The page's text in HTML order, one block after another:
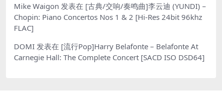
Mike Waigon 发表在 [古典/交响/奏鸣曲]李云迪 (YUNDI) –
Chopin: Piano Concertos Nos 1 & 2 [Hi-Res 24bit 96khz
FLAC]
DOMI 发表在 [流行Pop]Harry Belafonte – Belafonte At
Carnegie Hall: The Complete Concert [SACD ISO DSD64]